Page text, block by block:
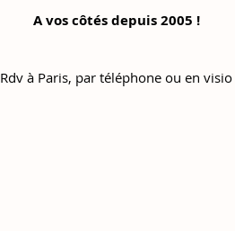
A vos côtés depuis 2005 !
Rdv à Paris, par téléphone ou en visio